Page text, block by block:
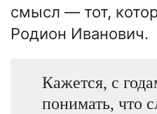
смысл — тот,
Родион Иванович.
Кажется, с
понимать, что